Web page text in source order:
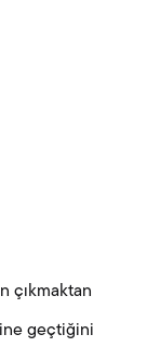
çıkmaktan
geçtiğini